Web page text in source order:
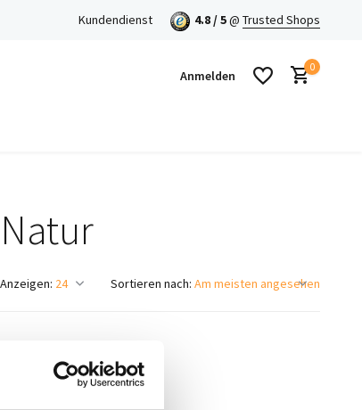
Kundendienst 4.8 / 5@ Trusted Shops
Anmelden
0
Anzeigen: Sortieren nach: